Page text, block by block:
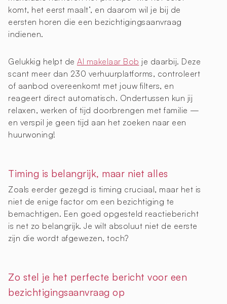
komt, het eerst maalt’, en daarom wil je bij de
eersten horen die een bezichtigingsaanvraag
indienen.
Gelukkig helpt de AI makelaar Bob je daarbij. Deze
scant meer dan 230 verhuurplatforms, controleert
of aanbod overeenkomt met jouw filters, en
reageert direct automatisch. Ondertussen kun jij
relaxen, werken of tijd doorbrengen met familie —
en verspil je geen tijd aan het zoeken naar een
huurwoning!
Timing is belangrijk, maar niet alles
Zoals eerder gezegd is timing cruciaal, maar het is
niet de enige factor om een bezichtiging te
bemachtigen. Een goed opgesteld reactiebericht
is net zo belangrijk. Je wilt absoluut niet de eerste
zijn die wordt afgewezen, toch?
Zo stel je het perfecte bericht voor een
bezichtigingsaanvraag op